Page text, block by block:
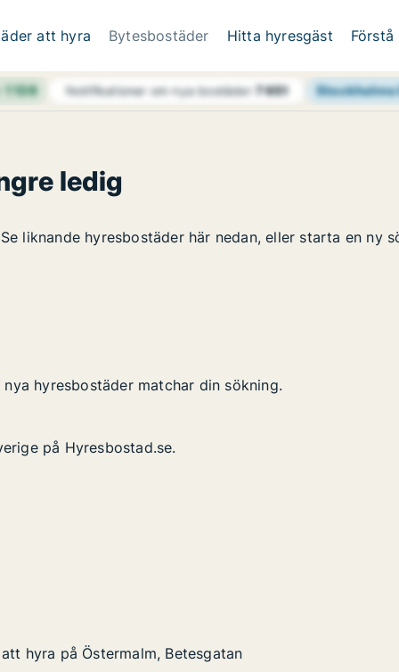
att hyra Bytesbostäder Hitta hyresgäst Förstå
1 139 Notifikationer om nya bostäder 7 651 Stockholms
ledig
liknande hyresbostäder här nedan, eller starta en ny
hyresbostäder matchar din sökning.
på Hyresbostad.se.
Östermalm, Betesgatan
hyra på Östermalm, Betesgatan
hyra på Östermalm, Betesgatan